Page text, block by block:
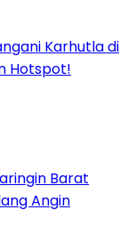
Karhutla di
Hotspot!
Barat
Angin